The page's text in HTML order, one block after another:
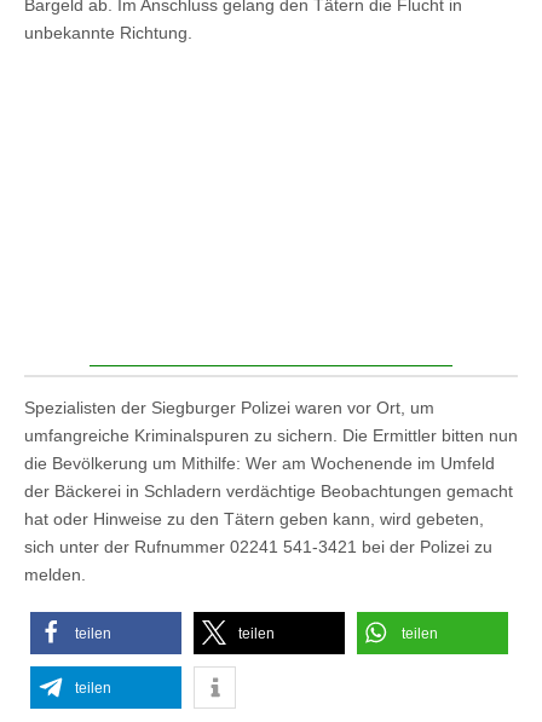
Bargeld ab. Im Anschluss gelang den Tätern die Flucht in
unbekannte Richtung.
Spezialisten der Siegburger Polizei waren vor Ort, um
umfangreiche Kriminalspuren zu sichern. Die Ermittler bitten nun
die Bevölkerung um Mithilfe: Wer am Wochenende im Umfeld
der Bäckerei in Schladern verdächtige Beobachtungen gemacht
hat oder Hinweise zu den Tätern geben kann, wird gebeten,
sich unter der Rufnummer 02241 541-3421 bei der Polizei zu
melden.
teilen teilen teilen
teilen